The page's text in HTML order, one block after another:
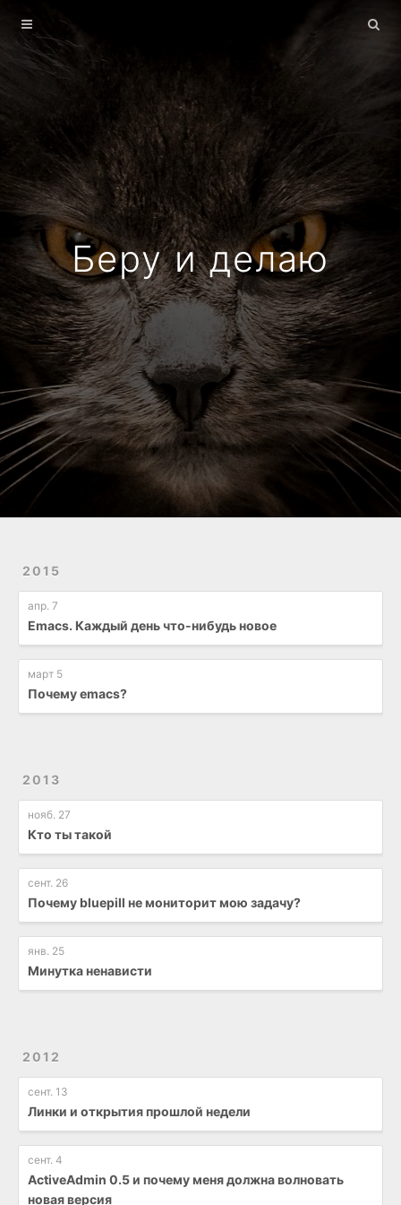
Беру и делаю
2015
апр. 7
Emacs. Каждый день что-нибудь новое
март 5
Почему emacs?
2013
нояб. 27
Кто ты такой
сент. 26
Почему bluepill не мониторит мою задачу?
янв. 25
Минутка ненависти
2012
сент. 13
Линки и открытия прошлой недели
сент. 4
ActiveAdmin 0.5 и почему меня должна волновать
новая версия
Главная
Архив